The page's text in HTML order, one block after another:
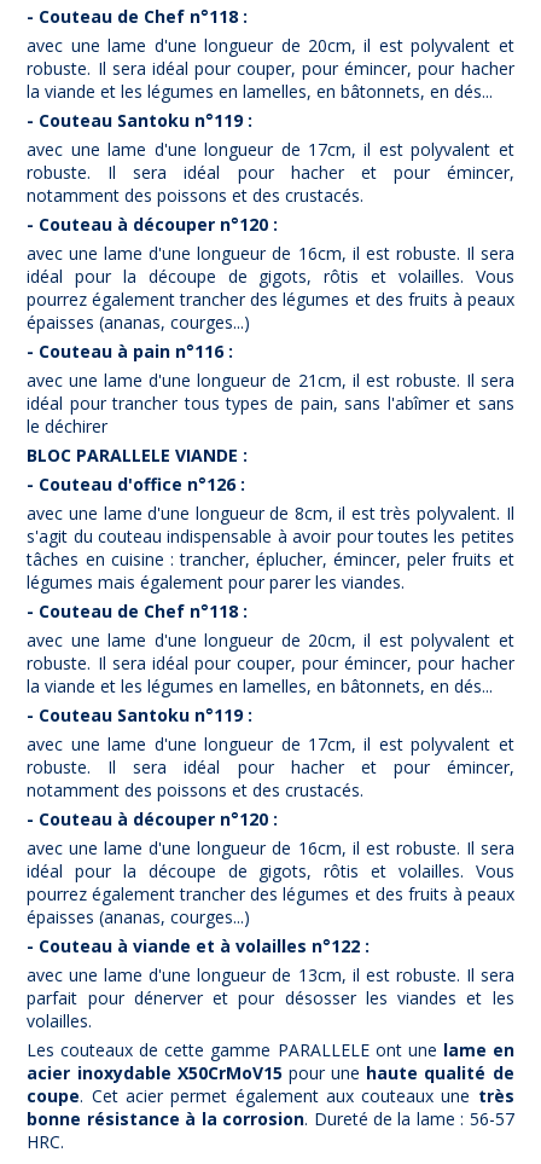
- Couteau de Chef n°118 :
avec une lame d'une longueur de 20cm, il est polyvalent et
robuste. Il sera idéal pour couper, pour émincer, pour hacher
la viande et les légumes en lamelles, en bâtonnets, en dés...
- Couteau Santoku n°119 :
avec une lame d'une longueur de 17cm, il est polyvalent et
robuste. Il sera idéal pour hacher et pour émincer,
notamment des poissons et des crustacés.
- Couteau à découper n°120 :
avec une lame d'une longueur de 16cm, il est robuste. Il sera
idéal pour la découpe de gigots, rôtis et volailles. Vous
pourrez également trancher des légumes et des fruits à peaux
épaisses (ananas, courges...)
- Couteau à pain n°116 :
avec une lame d'une longueur de 21cm, il est robuste. Il sera
idéal pour trancher tous types de pain, sans l'abîmer et sans
le déchirer
BLOC PARALLELE VIANDE :
- Couteau d'office n°126 :
avec une lame d'une longueur de 8cm, il est très polyvalent. Il
s'agit du couteau indispensable à avoir pour toutes les petites
tâches en cuisine : trancher, éplucher, émincer, peler fruits et
légumes mais également pour parer les viandes.
- Couteau de Chef n°118 :
avec une lame d'une longueur de 20cm, il est polyvalent et
robuste. Il sera idéal pour couper, pour émincer, pour hacher
la viande et les légumes en lamelles, en bâtonnets, en dés...
- Couteau Santoku n°119 :
avec une lame d'une longueur de 17cm, il est polyvalent et
robuste. Il sera idéal pour hacher et pour émincer,
notamment des poissons et des crustacés.
- Couteau à découper n°120 :
avec une lame d'une longueur de 16cm, il est robuste. Il sera
idéal pour la découpe de gigots, rôtis et volailles. Vous
pourrez également trancher des légumes et des fruits à peaux
épaisses (ananas, courges...)
- Couteau à viande et à volailles n°122 :
avec une lame d'une longueur de 13cm, il est robuste. Il sera
parfait pour dénerver et pour désosser les viandes et les
volailles.
Les couteaux de cette gamme PARALLELE ont une lame en
acier inoxydable X50CrMoV15pour une haute qualité de
coupe. Cet acier permet également aux couteaux une très
bonne résistance à la corrosion. Dureté de la lame : 56-57
HRC.